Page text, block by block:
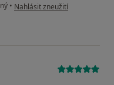
• podle názoru uživatele Š.
Nahlásit zneužití